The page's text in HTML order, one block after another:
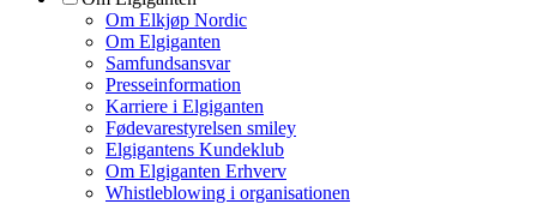
Om Elkjøp Nordic
Om Elgiganten
Samfundsansvar
Presseinformation
Karriere i Elgiganten
Fødevarestyrelsen smiley
Elgigantens Kundeklub
Om Elgiganten Erhverv
Whistleblowing i organisationen